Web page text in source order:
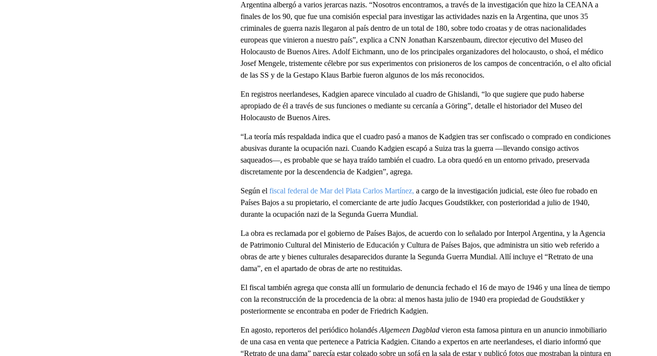
Argentina albergó a varios jerarcas nazis. “Nosotros encontramos, a través de la investigación que hizo la CEANA a
finales de los 90, que fue una comisión especial para investigar las actividades nazis en la Argentina, que unos 35
criminales de guerra nazis llegaron al país dentro de un total de 180, sobre todo croatas y de otras nacionalidades
europeas que vinieron a nuestro país”, explica a CNN Jonathan Karszenbaum, director ejecutivo del Museo del
Holocausto de Buenos Aires. Adolf Eichmann, uno de los principales organizadores del holocausto, o shoá, el médico
Josef Mengele, tristemente célebre por sus experimentos con prisioneros de los campos de concentración, o el alto oficial
de las SS y de la Gestapo Klaus Barbie fueron algunos de los más reconocidos.
En registros neerlandeses, Kadgien aparece vinculado al cuadro de Ghislandi, “lo que sugiere que pudo haberse
apropiado de él a través de sus funciones o mediante su cercanía a Göring”, detalle el historiador del Museo del
Holocausto de Buenos Aires.
“La teoría más respaldada indica que el cuadro pasó a manos de Kadgien tras ser confiscado o comprado en condiciones
abusivas durante la ocupación nazi. Cuando Kadgien escapó a Suiza tras la guerra —llevando consigo activos
saqueados—, es probable que se haya traído también el cuadro. La obra quedó en un entorno privado, preservada
discretamente por la descendencia de Kadgien”, agrega.
Según el fiscal federal de Mar del Plata Carlos Martínez, a cargo de la investigación judicial, este óleo fue robado en
Países Bajos a su propietario, el comerciante de arte judío Jacques Goudstikker, con posterioridad a julio de 1940,
durante la ocupación nazi de la Segunda Guerra Mundial.
La obra es reclamada por el gobierno de Países Bajos, de acuerdo con lo señalado por Interpol Argentina, y la Agencia
de Patrimonio Cultural del Ministerio de Educación y Cultura de Países Bajos, que administra un sitio web referido a
obras de arte y bienes culturales desaparecidos durante la Segunda Guerra Mundial. Allí incluye el “Retrato de una
dama”, en el apartado de obras de arte no restituidas.
El fiscal también agrega que consta allí un formulario de denuncia fechado el 16 de mayo de 1946 y una línea de tiempo
con la reconstrucción de la procedencia de la obra: al menos hasta julio de 1940 era propiedad de Goudstikker y
posteriormente se encontraba en poder de Friedrich Kadgien.
En agosto, reporteros del periódico holandés Algemeen Dagbladvieron esta famosa pintura en un anuncio inmobiliario
de una casa en venta que pertenece a Patricia Kadgien. Citando a expertos en arte neerlandeses, el diario informó que
“Retrato de una dama” parecía estar colgado sobre un sofá en la sala de estar y publicó fotos que mostraban la pintura en